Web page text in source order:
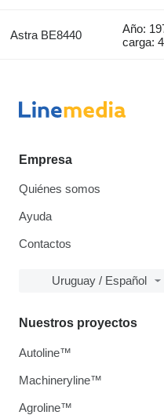
Astra BE8440
Año:
carga:
Empresa
Quiénes somos
Ayuda
Contactos
Uruguay / Español
Nuestros proyectos
Autoline™
Machineryline™
Agroline™